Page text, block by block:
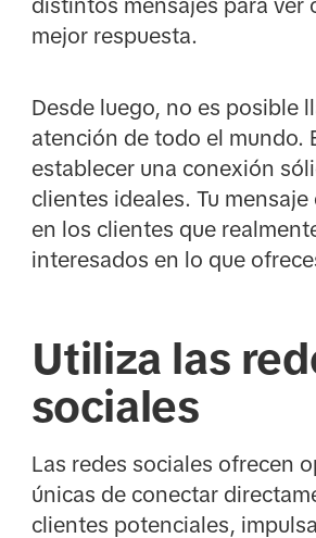
distintos mensajes para ver
mejor respuesta.
Desde luego, no es posible
atención de todo el mundo.
establecer una conexión
clientes ideales. Tu mensaje
en los clientes que
interesados en lo que
Utiliza las
sociales
Las redes sociales ofrecen
únicas de conectar
clientes potenciales,